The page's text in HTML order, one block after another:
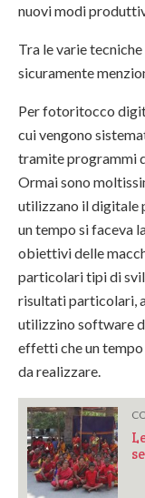
nuovi modi
Tra le varie
sicuramente
Per fotoritocco
cui vengono
tramite programmi
Ormai sono
utilizzano il digitale
un tempo si faceva
obiettivi delle
particolari tipi di
risultati particolari,
utilizzino software
effetti che un
da realizzare.